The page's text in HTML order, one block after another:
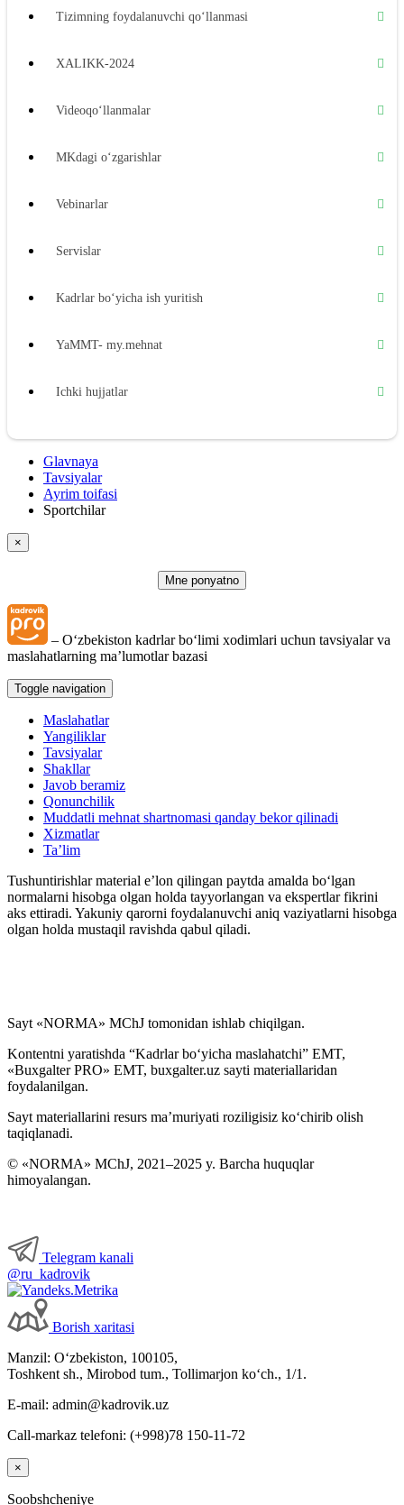
Tizimning foydalanuvchi qoʻllanmasi
XALIKK-2024
Videoqoʻllanmalar
MKdagi oʻzgarishlar
Vebinarlar
Servislar
Kadrlar boʻyicha ish yuritish
YaMMT- my.mehnat
Ichki hujjatlar
Ishga joylashtirish
Mehnat shartnomasi
Moddiy yordam
Mehnat intizomi
Moddiy javobgarligi
Malakasini oshirish
Ayrim toifasi
DMI tekshiruvi
Mehnatni muhofaza qilish
HR
Ma’lumotnomalar
Glavnaya
Tavsiyalar
Ayrim toifasi
Sportchilar
×
Mne ponyatno
– Oʻzbekiston kadrlar boʻlimi хodimlari uchun tavsiyalar va
maslahatlarning ma’lumotlar bazasi
Toggle navigation
Maslahatlar
Yangiliklar
Tavsiyalar
Shakllar
Javob beramiz
Qonunchilik
Muddatli mehnat shartnomasi qanday bekor qilinadi
Xizmatlar
Ta’lim
Tushuntirishlar material e’lon qilingan paytda amalda boʻlgan
normalarni hisobga olgan holda tayyorlangan va ekspertlar fikrini
aks ettiradi. Yakuniy qarorni foydalanuvchi aniq vaziyatlarni hisobga
olgan holda mustaqil ravishda qabul qiladi.
Sayt «NORMA» MChJ tomonidan ishlab chiqilgan.
Kontentni yaratishda “Kadrlar boʻyicha maslahatchi” EMT,
«Buxgalter PRO» EMT, buxgalter.uz sayti materiallaridan
foydalanilgan.
Sayt materiallarini resurs ma’muriyati roziligisiz koʻchirib olish
taqiqlanadi.
© «NORMA» MChJ, 2021–2025 y. Barcha huquqlar
himoyalangan.
Telegram kanali
@ru_kadrovik
Borish хaritasi
Manzil: Oʻzbekiston, 100105,
Toshkent sh., Mirobod tum., Tollimarjon koʻch., 1/1.
E-mail: admin@kadrovik.uz
Call-markaz telefoni: (+998)78 150-11-72
×
Soobshcheniye